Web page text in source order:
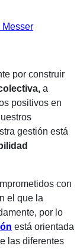
por construir
a
positivos en
gestión está
con
el que la
por lo
está orientada
las diferentes